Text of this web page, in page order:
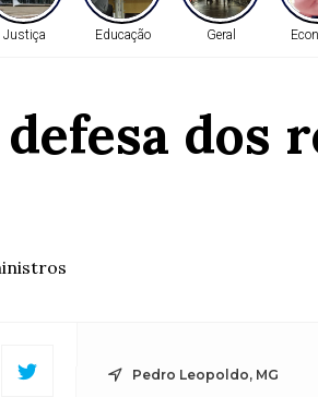
Justiça Educação Geral
dos
Pedro Leopoldo, MG